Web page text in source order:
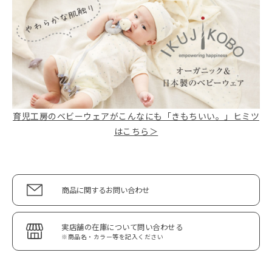
育児工房のベビーウェアがこんなにも「きもちいい。」ヒミツ
はこちら＞
商品に関するお問い合わせ
実店舗の在庫について問い合わせる
※商品名・カラー等を記入ください